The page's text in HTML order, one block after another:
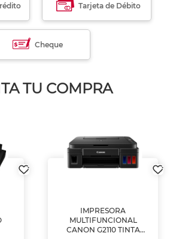
Tarjeta de Débito
Cheque
TU COMPRA
IMPRESORA
MULTIFUNCIONAL
CANON G2110 TINTA